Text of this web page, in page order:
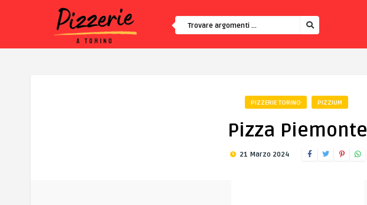
PIZZERIE TORINO PIZZIUM
Pizza Piemonte
21 Marzo 2024